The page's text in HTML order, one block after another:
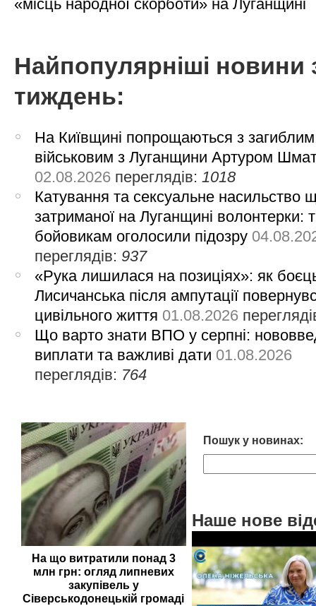
«місць народної скорботи» на Луганщині
Найпопулярніші новини
тиждень:
На Київщині попрощаються з загиблим
військовим з Луганщини Артуром
02.08.2026 переглядів: 1018
Катування та сексуальне насильство
затриманої на Луганщині волонтерки:
бойовикам оголосили підозру
переглядів: 937
«Рука лишилася на позиціях»: як
Лисичанська після ампутації
цивільного життя 01.08.2026
Що варто знати ВПО у серпні:
виплати та важливі дати 01.08.2026
переглядів: 764
На що витратили понад 3
млн грн: огляд липневих
закупівель у
Сіверськодонецькій громаді
Пошук у новинах:
Наше нове